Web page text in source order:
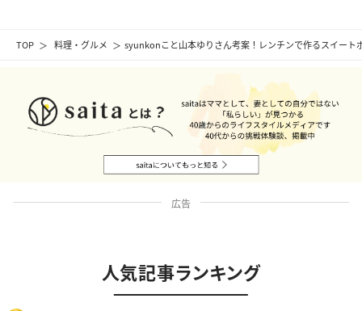
TOP 料理・グルメ syunkonこと山本ゆりさん考案！レンチンで作るスイー
広告
人気記事ランキング